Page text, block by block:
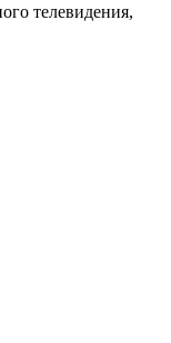
телевидения,